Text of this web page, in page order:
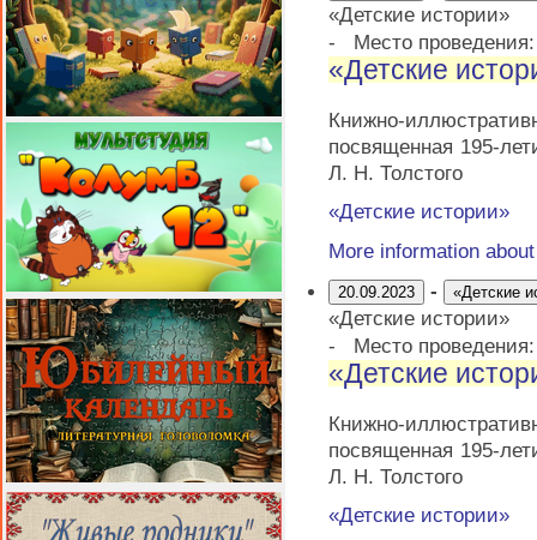
«Детские истории»
-
Место
«Детские
Книжно-
посвященная 195-
Л. Н. Толстого
«Детские истории»
More information
20.09.2023 - «Детские
«Детские истории»
-
Место
«Детские
Книжно-
посвященная 195-
Л. Н. Толстого
«Детские истории»